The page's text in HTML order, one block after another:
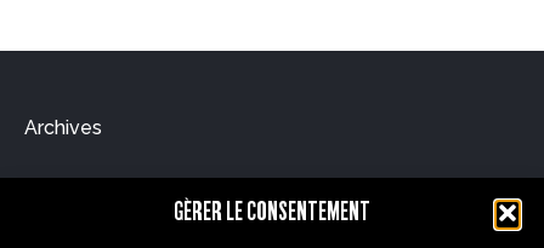
GÉRER LE CONSENTEMENT
Archives